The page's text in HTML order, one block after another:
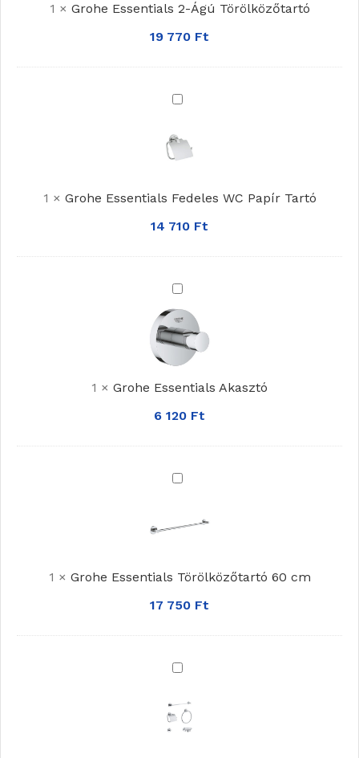
1 × Grohe Essentials 2-Ágú Törölközőtartó
19 770 Ft
Grohe
Fedeles
WC
Tartó
1 × Grohe Essentials Fedeles WC Papír Tartó
14 710 Ft
Grohe
Essentials
Akasztó
1 × Grohe Essentials Akasztó
6 120 Ft
Grohe
Törölközőtartó
1 × Grohe Essentials Törölközőtartó 60 cm
17 750 Ft
Grohe
5Az1-
Ben